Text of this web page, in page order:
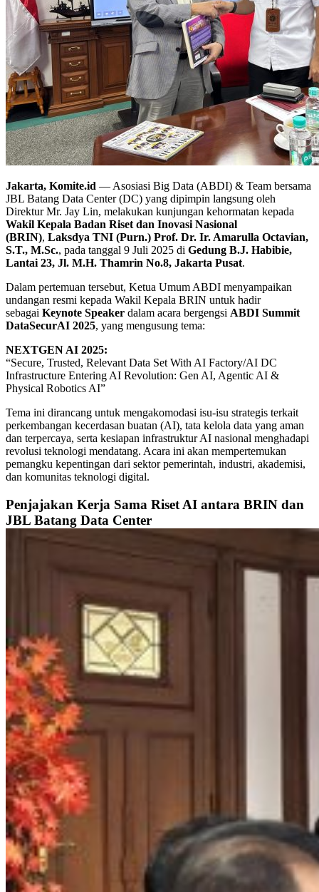
Jakarta, Komite.id — Asosiasi Big Data (ABDI) & Team bersama
JBL Batang Data Center (DC) yang dipimpin langsung oleh
Direktur Mr. Jay Lin, melakukan kunjungan kehormatan kepada
Wakil Kepala Badan Riset dan Inovasi Nasional
(BRIN), Laksdya TNI (Purn.) Prof. Dr. Ir. Amarulla Octavian,
S.T., M.Sc., pada tanggal 9 Juli 2025 di Gedung B.J. Habibie,
Lantai 23, Jl. M.H. Thamrin No.8, Jakarta Pusat.
Dalam pertemuan tersebut, Ketua Umum ABDI menyampaikan
undangan resmi kepada Wakil Kepala BRIN untuk hadir
sebagai Keynote Speaker dalam acara bergengsi ABDI Summit
DataSecurAI 2025, yang mengusung tema:
NEXTGEN AI 2025:
“Secure, Trusted, Relevant Data Set With AI Factory/AI DC
Infrastructure Entering AI Revolution: Gen AI, Agentic AI &
Physical Robotics AI”
Tema ini dirancang untuk mengakomodasi isu-isu strategis terkait
perkembangan kecerdasan buatan (AI), tata kelola data yang aman
dan terpercaya, serta kesiapan infrastruktur AI nasional menghadapi
revolusi teknologi mendatang. Acara ini akan mempertemukan
pemangku kepentingan dari sektor pemerintah, industri, akademisi,
dan komunitas teknologi digital.
Penjajakan Kerja Sama Riset AI antara BRIN dan
JBL Batang Data Center